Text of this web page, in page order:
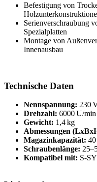
Befestigung von
Serienverschraubung
Spezialplatten
Montage von
Innenausbau
Technische Daten
Nennspannung: 230
Drehzahl: 6000 U/min
Gewicht: 1,4 kg
Abmessungen
Magazinkapazität:
Schraubenlänge:
Kompatibel mit: S-